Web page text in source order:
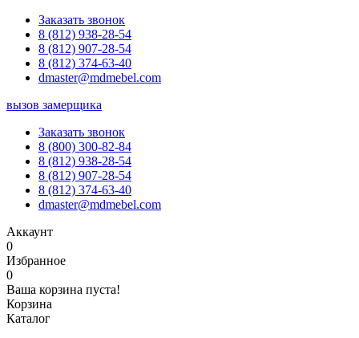
Заказать звонок
8 (812) 938-28-54
8 (812) 907-28-54
8 (812) 374-63-40
dmaster@mdmebel.com
вызов замерщика
Заказать звонок
8 (800) 300-82-84
8 (812) 938-28-54
8 (812) 907-28-54
8 (812) 374-63-40
dmaster@mdmebel.com
Аккаунт
0
Избранное
0
Ваша корзина пуста!
Корзина
Каталог